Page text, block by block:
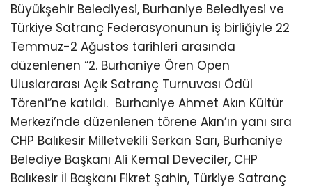
Büyükşehir Belediyesi, Burhaniye Belediyesi ve
Türkiye Satranç Federasyonunun iş birliğiyle 22
Temmuz-2 Ağustos tarihleri arasında
düzenlenen “2. Burhaniye Ören Open
Uluslararası Açık Satranç Turnuvası Ödül
Töreni”ne katıldı. Burhaniye Ahmet Akın Kültür
Merkezi’nde düzenlenen törene Akın’ın yanı sıra
CHP Balıkesir Milletvekili Serkan Sarı, Burhaniye
Belediye Başkanı Ali Kemal Deveciler, CHP
Balıkesir İl Başkanı Fikret Şahin, Türkiye Satranç